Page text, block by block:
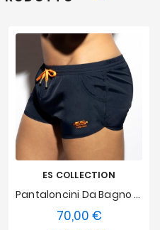
ES COLLECTION
Pantaloncini Da Bagno Plain Rocky - Marine
70,00 €Prezzo